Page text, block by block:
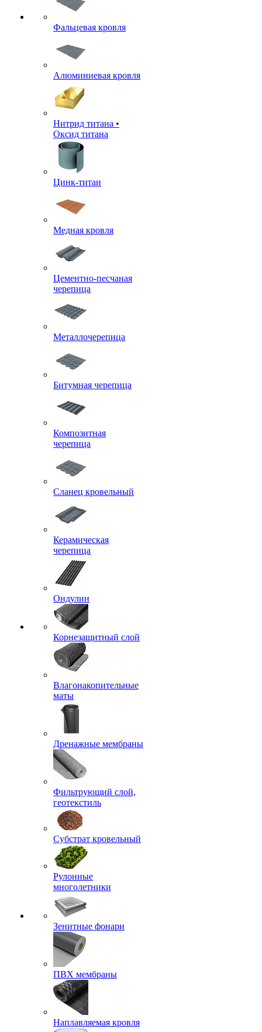
Фальцевая кровля
Алюминиевая кровля
Нитрид титана •
Оксид титана
Цинк-титан
Медная кровля
Цементно-песчаная
черепица
Металлочерепица
Битумная черепица
Композитная
черепица
Сланец кровельный
Керамическая
черепица
Ондулин
Корнезащитный слой
Влагонакопительные
маты
Дренажные мембраны
Фильтрующий слой,
геотекстиль
Субстрат кровельный
Рулонные
многолетники
Зенитные фонари
ПВХ мембраны
Наплавляемая кровля